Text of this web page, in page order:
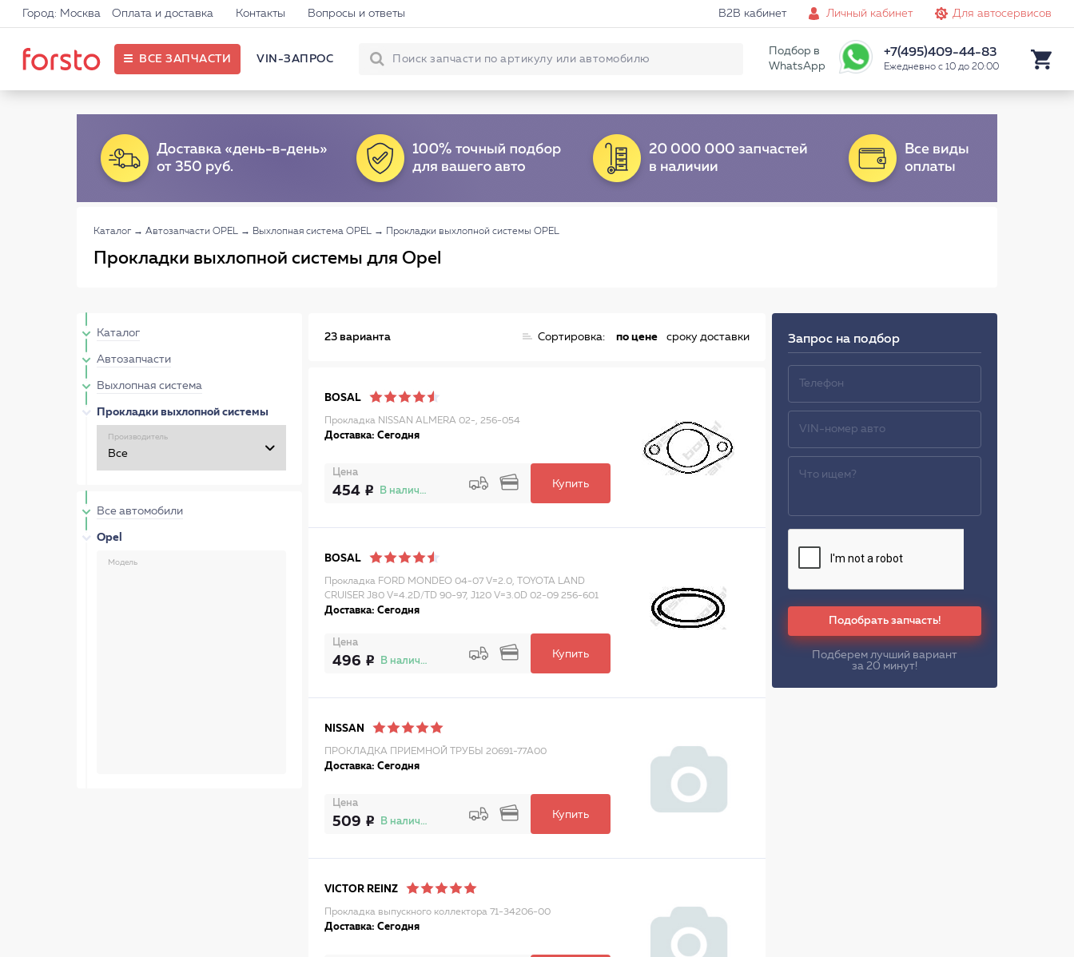
Город: Москва Оплата и доставка Контакты Вопросы и ответы B2B кабинет Личный кабинет Для автосервисов
ВСЕ ЗАПЧАСТИ VIN-ЗАПРОС
Подбор в
WhatsApp
+7(495)409-44-83
Ежедневно с 10 до 20:00
Каталог → Автозапчасти OPEL → Выхлопная система OPEL → Прокладки выхлопной системы OPEL
Прокладки выхлопной системы для Opel
Каталог
Автозапчасти
Выхлопная система
Прокладки выхлопной системы
Производитель
Все автомобили
Opel
Модель
23 варианта Сортировка: по цене сроку доставки
BOSAL
Прокладка NISSAN ALMERA 02-, 256-054
Доставка: Сегодня
Цена
454 В наличии
Купить
BOSAL
Прокладка FORD MONDEO 04-07 V=2.0, TOYOTA LAND
CRUISER J80 V=4.2D/TD 90-97, J120 V=3.0D 02-09 256-601
Доставка: Сегодня
Цена
496 В наличии
Купить
NISSAN
ПРОКЛАДКА ПРИЕМНОЙ ТРУБЫ 20691-77A00
Доставка: Сегодня
Цена
509 В наличии
Купить
VICTOR REINZ
Прокладка выпускного коллектора 71-34206-00
Доставка: Сегодня
Запрос на подбор
Подобрать запчасть!
Подберем лучший вариант
за 20 минут!